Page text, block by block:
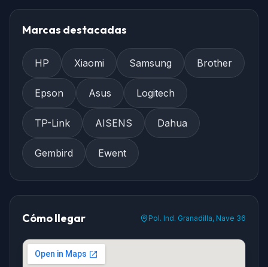
Marcas destacadas
HP Xiaomi Samsung Brother
Epson Asus Logitech
TP-Link AISENS Dahua
Gembird Ewent
Cómo llegar Pol. Ind. Granadilla, Nave 36